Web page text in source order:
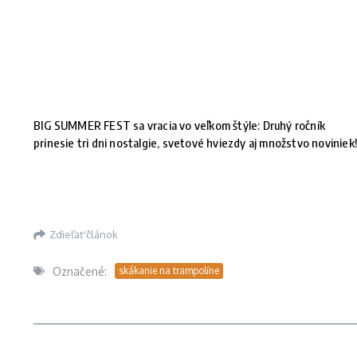
BIG SUMMER FEST sa vracia vo veľkom štýle: Druhý ročník
prinesie tri dni nostalgie, svetové hviezdy aj množstvo noviniek!
Zdieľať článok
Označené: skákanie na trampolíne